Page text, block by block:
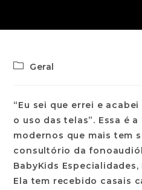
Geral
“Eu sei que errei e
o uso das telas”. Essa é
modernos que mais tem
consultório da
BabyKids
Ela tem recebido casais